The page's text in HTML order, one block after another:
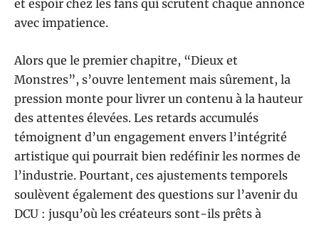
et espoir chez les fans qui scrutent chaque annonce
avec impatience.
Alors que le premier chapitre, “Dieux et
Monstres”, s’ouvre lentement mais sûrement, la
pression monte pour livrer un contenu à la hauteur
des attentes élevées. Les retards accumulés
témoignent d’un engagement envers l’intégrité
artistique qui pourrait bien redéfinir les normes de
l’industrie. Pourtant, ces ajustements temporels
soulèvent également des questions sur l’avenir du
DCU : jusqu’où les créateurs sont-ils prêts à